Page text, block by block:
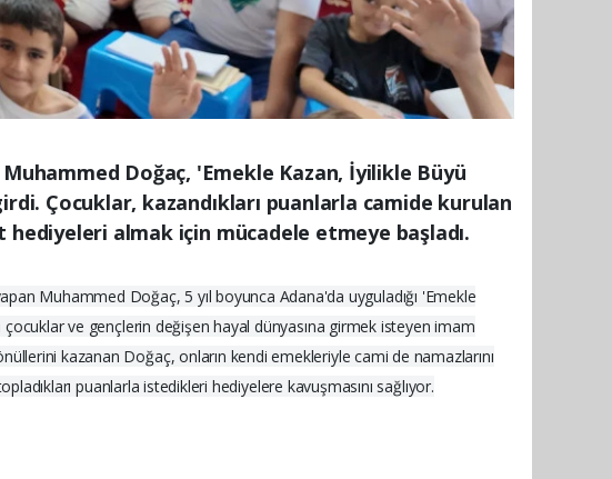
Doğaç, 'Emekle Kazan, İyilikle Büyü
Çocuklar, kazandıkları puanlarla camide kurulan
almak için mücadele etmeye başladı.
Muhammed Doğaç, 5 yıl boyunca Adana'da uyguladığı 'Emekle
ve gençlerin değişen hayal dünyasına girmek isteyen imam
kazanan Doğaç, onların kendi emekleriyle cami de namazlarını
puanlarla istedikleri hediyelere kavuşmasını sağlıyor.